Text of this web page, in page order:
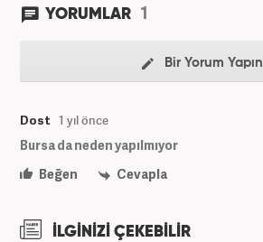
YORUMLAR 1
Bir Yorum Yapın
Dost 1 yıl önce
Bursa da neden yapılmıyor
Beğen
Cevapla
İLGİNİZİ ÇEKEBİLİR